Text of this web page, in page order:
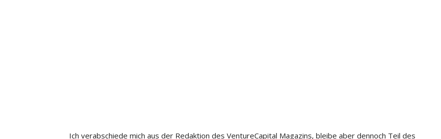
Ich verabschiede mich aus der Redaktion des VentureCapital Magazins, bleibe aber dennoch Teil des